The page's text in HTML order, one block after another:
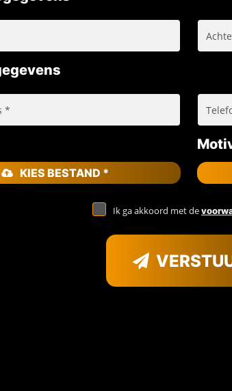
KIES BESTAND *
Ik ga akkoord met de